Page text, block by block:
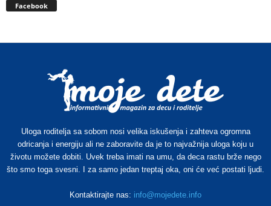
Facebook
Uloga roditelja sa sobom nosi velika iskušenja i zahteva ogromna
odricanja i energiju ali ne zaboravite da je to najvažnija uloga koju u
životu možete dobiti. Uvek treba imati na umu, da deca rastu brže nego
što smo toga svesni. I za samo jedan treptaj oka, oni će već postati ljudi.
Kontaktirajte nas: info@mojedete.info